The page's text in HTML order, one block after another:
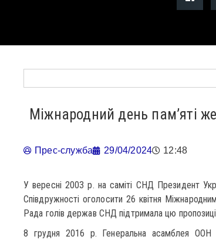
Міжнародний день пам’яті
Прес-служба 29/04/2024 12:48
У вересні 2003 р. на саміті СНД Президент
Співдружності оголосити 26 квітня
Рада голів держав СНД підтримала цю
8 грудня 2016 р. Генеральна асамблея ООН